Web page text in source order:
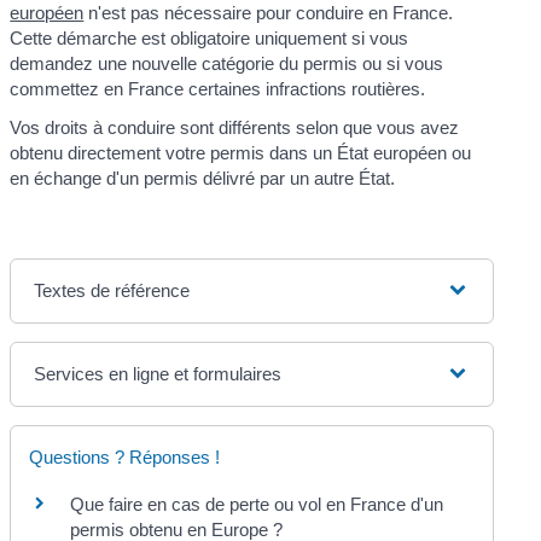
européen n'est pas nécessaire pour conduire en France.
Cette démarche est obligatoire uniquement si vous
demandez une nouvelle catégorie du permis ou si vous
commettez en France certaines infractions routières.
Vos droits à conduire sont différents selon que vous avez
obtenu directement votre permis dans un État européen ou
en échange d'un permis délivré par un autre État.
Textes de référence
Services en ligne et formulaires
Questions ? Réponses !
Que faire en cas de perte ou vol en France d'un
permis obtenu en Europe ?